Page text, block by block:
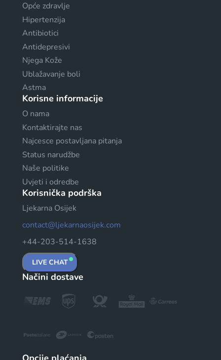
Opće zdravlje
Hipertenzija
Antibiotici
Antidepresivi
Njega Kože
Ublažavanje boli
Astma
Korisne informacije
O nama
Kontaktirajte nas
Najcesce postavljana pitanja
Status narudžbe
Naše politike
Uvjeti i odredbe
Korisnička podrška
Ljekarna Osijek
contact@ljekarnaosijek.com
+44-203-514-1638
LIVE CHAT
Načini dostave